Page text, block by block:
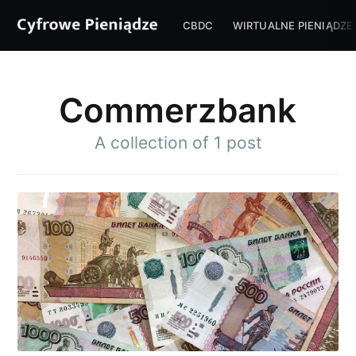
CBDC WIRTUALNE PIENIĄDZE
Commerzbank
A collection of 1 post